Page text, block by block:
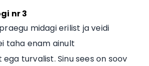
nr 3
midagi erilist ja veidi
taha enam ainult
turvalist. Sinu sees on soov